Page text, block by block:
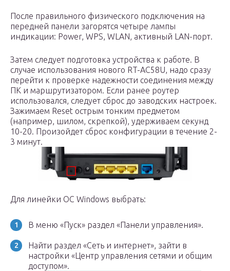
После правильного физического подключения на
передней панели загорятся четыре лампы
индикации: Power, WPS, WLAN, активный LAN-порт.
Затем следует подготовка устройства к работе. В
случае использования нового RT-AC58U, надо сразу
перейти к проверке надежности соединения между
ПК и маршрутизатором. Если ранее роутер
использовался, следует сброс до заводских настроек.
Зажимаем Reset острым тонким предметом
(например, шилом, скрепкой), удерживаем секунд
10-20. Произойдет сброс конфигурации в течение 2-
3 минут.
Для линейки ОС Windows выбрать:
В меню «Пуск» раздел «Панели управления».
Найти раздел «Сеть и интернет», зайти в
настройки «Центр управления сетями и общим
доступом».